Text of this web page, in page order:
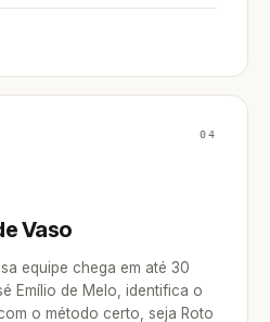
04
Vaso
equipe chega em até 30
Emílio de Melo, identifica o
o método certo, seja Roto